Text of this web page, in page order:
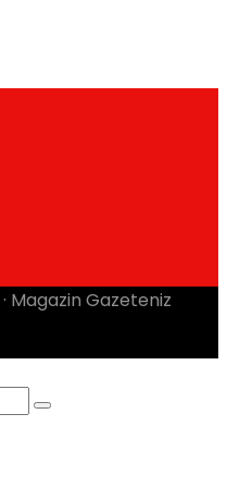
· Magazin Gazeteniz